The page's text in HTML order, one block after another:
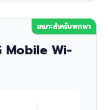
เหมาะสำหรับพกพา
Mobile Wi-